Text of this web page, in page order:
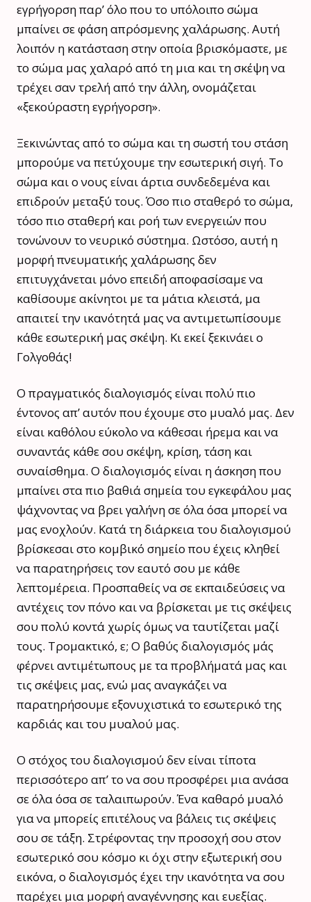
εγρήγορση παρ’ όλο που το υπόλοιπο σώμα
μπαίνει σε φάση απρόσμενης χαλάρωσης. Αυτή
λοιπόν η κατάσταση στην οποία βρισκόμαστε, με
το σώμα μας χαλαρό από τη μια και τη σκέψη να
τρέχει σαν τρελή από την άλλη, ονομάζεται
«ξεκούραστη εγρήγορση».
Ξεκινώντας από το σώμα και τη σωστή του στάση
μπορούμε να πετύχουμε την εσωτερική σιγή. Το
σώμα και ο νους είναι άρτια συνδεδεμένα και
επιδρούν μεταξύ τους. Όσο πιο σταθερό το σώμα,
τόσο πιο σταθερή και ροή των ενεργειών που
τονώνουν το νευρικό σύστημα. Ωστόσο, αυτή η
μορφή πνευματικής χαλάρωσης δεν
επιτυγχάνεται μόνο επειδή αποφασίσαμε να
καθίσουμε ακίνητοι με τα μάτια κλειστά, μα
απαιτεί την ικανότητά μας να αντιμετωπίσουμε
κάθε εσωτερική μας σκέψη. Κι εκεί ξεκινάει ο
Γολγοθάς!
Ο πραγματικός διαλογισμός είναι πολύ πιο
έντονος απ’ αυτόν που έχουμε στο μυαλό μας. Δεν
είναι καθόλου εύκολο να κάθεσαι ήρεμα και να
συναντάς κάθε σου σκέψη, κρίση, τάση και
συναίσθημα. Ο διαλογισμός είναι η άσκηση που
μπαίνει στα πιο βαθιά σημεία του εγκεφάλου μας
ψάχνοντας να βρει γαλήνη σε όλα όσα μπορεί να
μας ενοχλούν. Κατά τη διάρκεια του διαλογισμού
βρίσκεσαι στο κομβικό σημείο που έχεις κληθεί
να παρατηρήσεις τον εαυτό σου με κάθε
λεπτομέρεια. Προσπαθείς να σε εκπαιδεύσεις να
αντέχεις τον πόνο και να βρίσκεται με τις σκέψεις
σου πολύ κοντά χωρίς όμως να ταυτίζεται μαζί
τους. Τρομακτικό, ε; Ο βαθύς διαλογισμός μάς
φέρνει αντιμέτωπους με τα προβλήματά μας και
τις σκέψεις μας, ενώ μας αναγκάζει να
παρατηρήσουμε εξονυχιστικά το εσωτερικό της
καρδιάς και του μυαλού μας.
Ο στόχος του διαλογισμού δεν είναι τίποτα
περισσότερο απ’ το να σου προσφέρει μια ανάσα
σε όλα όσα σε ταλαιπωρούν. Ένα καθαρό μυαλό
για να μπορείς επιτέλους να βάλεις τις σκέψεις
σου σε τάξη. Στρέφοντας την προσοχή σου στον
εσωτερικό σου κόσμο κι όχι στην εξωτερική σου
εικόνα, ο διαλογισμός έχει την ικανότητα να σου
παρέχει μια μορφή αναγέννησης και ευεξίας.